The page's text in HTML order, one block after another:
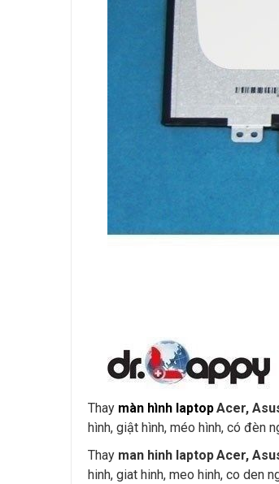
Thay màn hình laptopAcer,
hình, giật hình, méo hình, có đèn
Thay man hinh laptopAcer,
hinh, giat hinh, meo hinh, co den